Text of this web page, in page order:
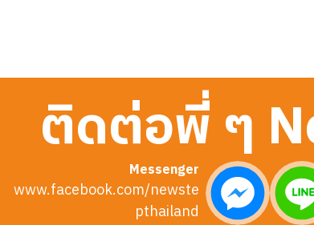
ติดต่อพี่ ๆ
Messenger
www.facebook.com/newste
pthailand